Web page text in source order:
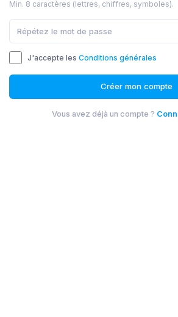
Min. 8 caractères (lettres, chiffres, symboles).
J'accepte les Conditions générales
Créer mon compte
Vous avez déjà un compte ?